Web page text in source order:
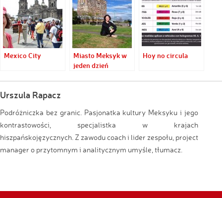
Mexico City
Miasto Meksyk w
jeden dzień
Hoy no circula
Urszula Rapacz
Podróżniczka bez granic. Pasjonatka kultury Meksyku i jego
kontrastowości, specjalistka w krajach
hiszpańskojęzycznych. Z zawodu coach i lider zespołu, project
manager o przytomnym i analitycznym umyśle, tłumacz.